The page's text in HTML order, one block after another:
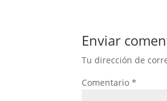
Enviar
Tu dirección de
Comentario*